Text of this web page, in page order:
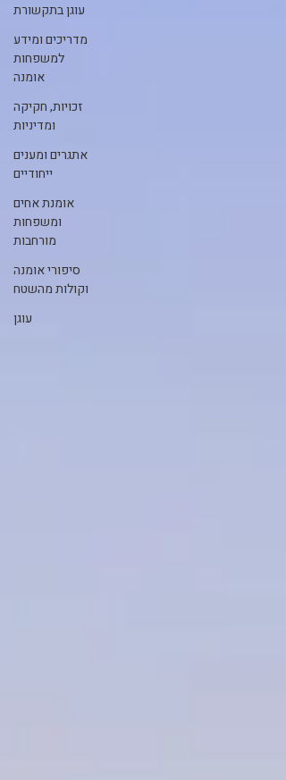
עוגן בתקשורת
מדריכים ומידע
למשפחות
אומנה
זכויות, חקיקה
ומדיניות
אתגרים ומענים
ייחודיים
אומנת אחים
ומשפחות
מורחבות
סיפורי אומנה
וקולות מהשטח
עוגן